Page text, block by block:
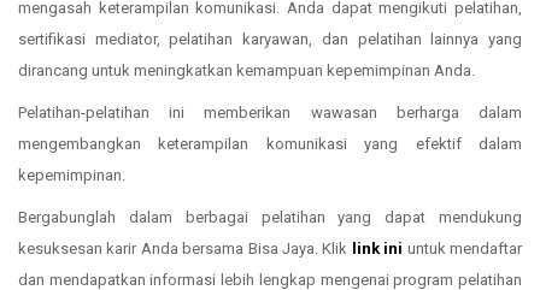
mengasah keterampilan komunikasi. Anda dapat mengikuti pelatihan,
sertifikasi mediator, pelatihan karyawan, dan pelatihan lainnya yang
dirancang untuk meningkatkan kemampuan kepemimpinan Anda.
Pelatihan-pelatihan ini memberikan wawasan berharga dalam
mengembangkan keterampilan komunikasi yang efektif dalam
kepemimpinan.
Bergabunglah dalam berbagai pelatihan yang dapat mendukung
kesuksesan karir Anda bersama Bisa Jaya. Klik
link ini untuk mendaftar
dan mendapatkan informasi lebih lengkap mengenai program pelatihan